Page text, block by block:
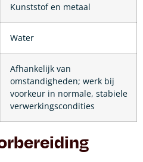
Kunststof en metaal
Water
Afhankelijk van
omstandigheden; werk bij
voorkeur in normale, stabiele
verwerkingscondities